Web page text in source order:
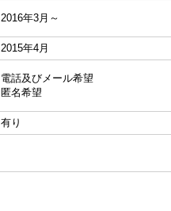
2016年3月～
2015年4月
電話及びメール希望
匿名希望
有り